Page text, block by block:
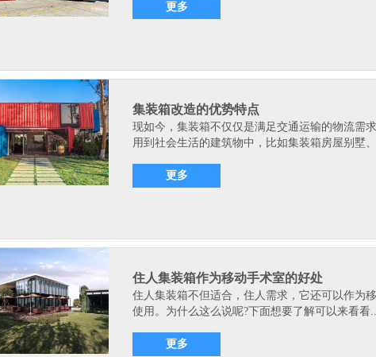
更多
集装箱改造的优势特点
现如今，集装箱不仅仅是满足交通运输的物流需
用到社会生活的建筑物中，比如集装箱房屋别墅
更多
住人集装箱作为移动手术室的好处
住人集装箱不但适合，住人需求，它还可以作为
使用。为什么这么说呢?下面想要了解可以来看看
更多